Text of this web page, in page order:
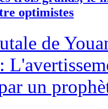
optimistes